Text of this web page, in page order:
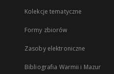
Kolekcje tematyczne
Formy zbiorów
Zasoby elektroniczne
Bibliografia Warmii i Mazur